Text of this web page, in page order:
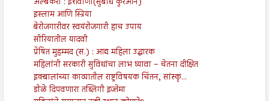
इस्लाम आणि स्त्रिया
बेरोजगारीवर स्वयंरोजगारी हाच उपाय
सीरियातील यादवी
प्रेषित मुहम्मद (स.) : आद्य महिला उद्धारक
महिलांनी सरकारी सुविधांचा लाभ घ्यावा – चेतना दीक्षित
इक्बालांच्या काव्यातील राष्ट्रविषयक चिंतन, सांस्कृ...
डोळे दिपवणारा तब्लिगी इज्तेमा